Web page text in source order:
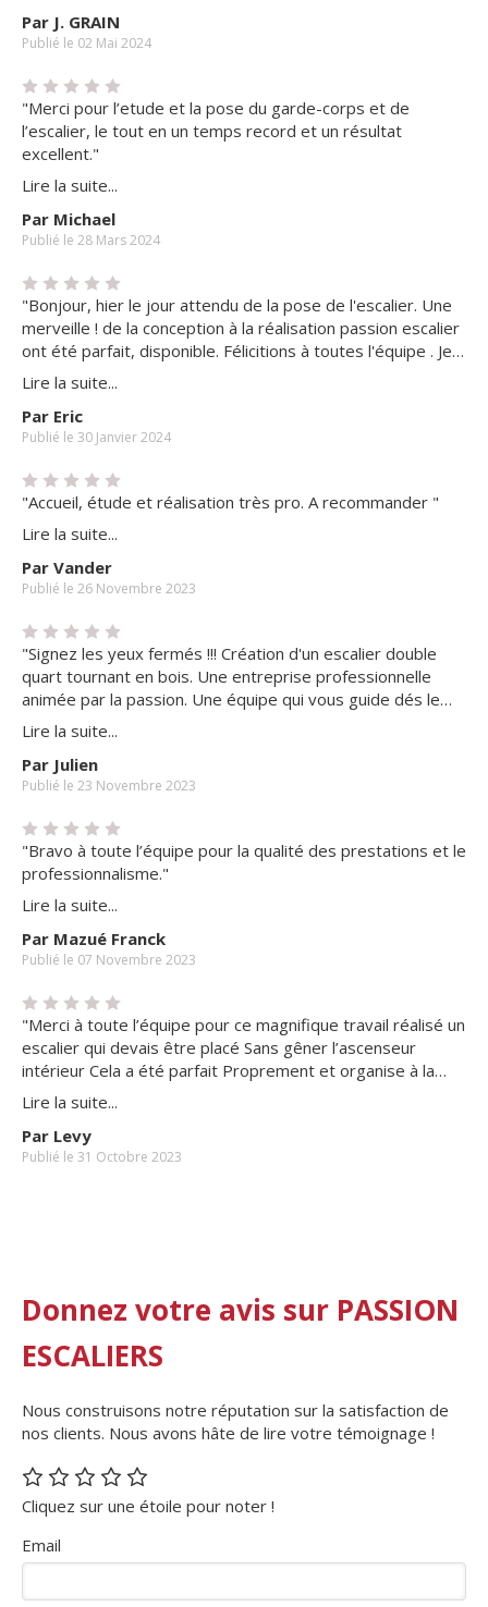
début des travaux et pendant, ont d'emblée montré le
professionnalisme et le sérieux de l'entreprise. J'ai
des poseurs et le soin permanent apporté à une mise en
oeuvre pourtant de très grande complexité, en sus de leur
ponctualité et leur courtoisie. Je n'oublie pas les autres
membres : l'atelier, le dessinateur-concepteur, le
secrétariat qui ont aussi contribué à ce que mon rêve
acquis au final une oeuvre d'art. Que dire de plus ?
Par J. GRAIN
Publié le 02 Mai 2024
"Merci pour l’etude et la pose du garde-corps et de
l’escalier, le tout en un temps record et un résultat
excellent."
Lire la suite...
Par Michael
Publié le 28 Mars 2024
"Bonjour, hier le jour attendu de la pose de l'escalier. Une
merveille ! de la conception à la réalisation passion escalier
ont été parfait, disponible. Félicitions à toutes l'équipe . Je
recommande cette entreprise qui a été professionnelle et
méticuleuse. "
Lire la suite...
Par Eric
Publié le 30 Janvier 2024
"Accueil, étude et réalisation très pro. A recommander "
Lire la suite...
Par Vander
Publié le 26 Novembre 2023
"Signez les yeux fermés !!! Création d'un escalier double
quart tournant en bois. Une entreprise professionnelle
animée par la passion. Une équipe qui vous guide dés le
début, vous conseil à bon escient, et vous assiste. La pose
a été rapide, toujours dans dans la bonne humeur et la
rigueur. L'artisanat comme on aime et en plus locale. Je
recommande sans hésitation "
Lire la suite...
Par Julien
Publié le 23 Novembre 2023
"Bravo à toute l’équipe pour la qualité des prestations et le
professionnalisme."
Lire la suite...
Par Mazué Franck
Publié le 07 Novembre 2023
"Merci à toute l’équipe pour ce magnifique travail réalisé un
escalier qui devais être placé Sans gêner l’ascenseur
intérieur Cela a été parfait Proprement et organise à la
perfection à recommander à tous Rosine et Jean Louis"
Lire la suite...
Par Levy
Publié le 31 Octobre 2023
Donnez votre avis sur PASSION
ESCALIERS
Nous construisons notre réputation sur la satisfaction de
nos clients. Nous avons hâte de lire votre témoignage !
Cliquez sur une étoile pour noter !
Email